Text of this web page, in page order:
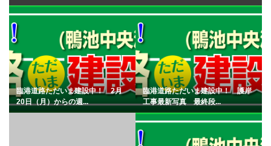
臨港道路ただいま建設中！ 2月
20日（月）からの週...
臨港道路ただいま建設中！ 護岸
工事最新写真 最終段...